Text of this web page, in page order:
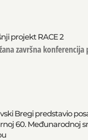
projekt RACE 2
završna konferencija
Bregi predstavio
60. Međunarodnoj